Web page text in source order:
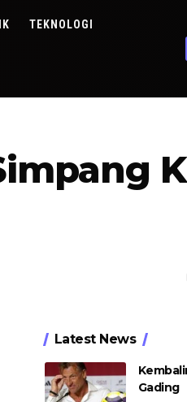
TEKNOLOGI
Latest News
Gading